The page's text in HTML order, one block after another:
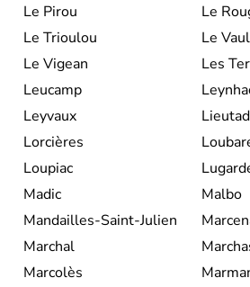
Le Pirou
Le
Le Trioulou
Le
Le Vigean
Les
Leucamp
Leyvaux
Lorcières
Loupiac
Madic
Malbo
Mandailles-Saint-Julien
Marchal
Marcolès